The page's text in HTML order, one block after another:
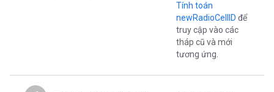
Tính toán
newRadioCellID để
truy cập vào các
tháp cũ và mới
tương ứng.